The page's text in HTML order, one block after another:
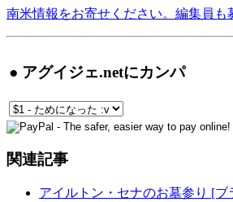
南米情報をお寄せください。編集員も
● アグイジェ.netにカンパ
関連記事
アイルトン・セナのお墓参り [ブ